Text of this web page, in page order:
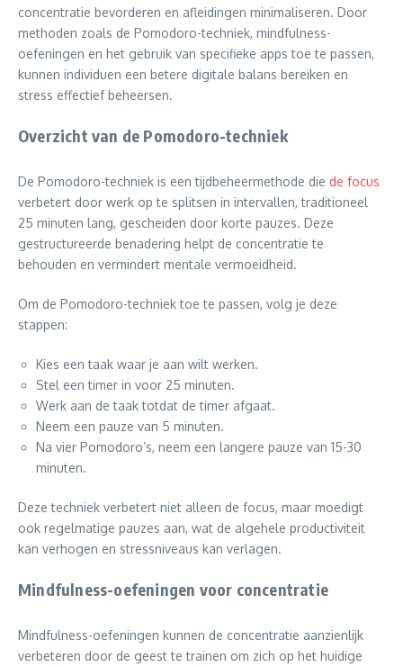
concentratie bevorderen en afleidingen minimaliseren. Door
methoden zoals de Pomodoro-techniek, mindfulness-
oefeningen en het gebruik van specifieke apps toe te passen,
kunnen individuen een betere digitale balans bereiken en
stress effectief beheersen.
Overzicht van de Pomodoro-techniek
De Pomodoro-techniek is een tijdbeheermethode die de focus
verbetert door werk op te splitsen in intervallen, traditioneel
25 minuten lang, gescheiden door korte pauzes. Deze
gestructureerde benadering helpt de concentratie te
behouden en vermindert mentale vermoeidheid.
Om de Pomodoro-techniek toe te passen, volg je deze
stappen:
Kies een taak waar je aan wilt werken.
Stel een timer in voor 25 minuten.
Werk aan de taak totdat de timer afgaat.
Neem een pauze van 5 minuten.
Na vier Pomodoro’s, neem een langere pauze van 15-30
minuten.
Deze techniek verbetert niet alleen de focus, maar moedigt
ook regelmatige pauzes aan, wat de algehele productiviteit
kan verhogen en stressniveaus kan verlagen.
Mindfulness-oefeningen voor concentratie
Mindfulness-oefeningen kunnen de concentratie aanzienlijk
verbeteren door de geest te trainen om zich op het huidige